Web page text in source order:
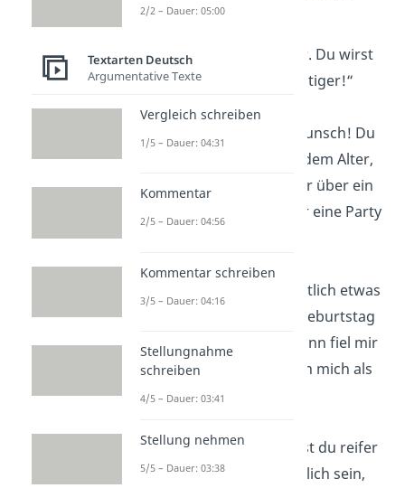
Lachen:
„Du wirst nicht älter. Du wirst
nurweiser … und faltiger!“
„Herzlichen Glückwunsch! Du
bist jetzt offiziell in dem Alter,
in dem du dich mehr über ein
als über eine Party
„Ich wollte dir eigentlich etwas
zum Geburtstag
schenken … aber dann fiel mir
ein, dass du ja schon mich als
Freund hast!“
„Mit jedem Jahr wirst du reifer
— aber lass uns ehrlich sein,
2/2 – Dauer: 05:00
Textarten Deutsch
Argumentative Texte
Vergleich schreiben
1/5 – Dauer: 04:31
Kommentar
2/5 – Dauer: 04:56
Kommentar schreiben
3/5 – Dauer: 04:16
Stellungnahme
schreiben
4/5 – Dauer: 03:41
Stellung nehmen
5/5 – Dauer: 03:38